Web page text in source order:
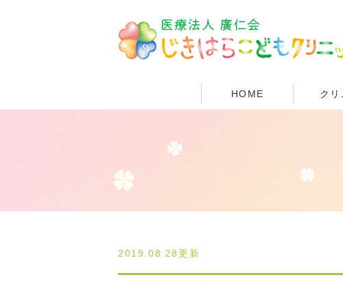
HOME クリ
2019.08.28更新